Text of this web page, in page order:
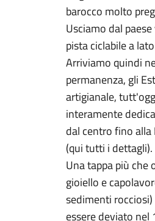
barocco molto
Usciamo dal
pista ciclabile a
Arriviamo quindi
permanenza, gli
artigianale,
interamente
dal centro fino alla
(qui tutti i dettagli).
Una tappa più che
gioiello e
sedimenti
essere deviato